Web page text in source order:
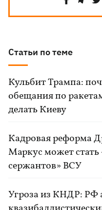
Статьи по теме
Кульбит Трампа:
обещания по
делать Киеву
Кадровая реформа
Маркус может стать
сержантов» ВСУ
Угроза из КНДР: РФ